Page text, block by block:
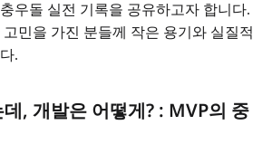
우돌 실전 기록을 공유하고자 합니다.
민을 가진 분들께 작은 용기와 실질적
.
, 개발은 어떻게? : MVP의 중